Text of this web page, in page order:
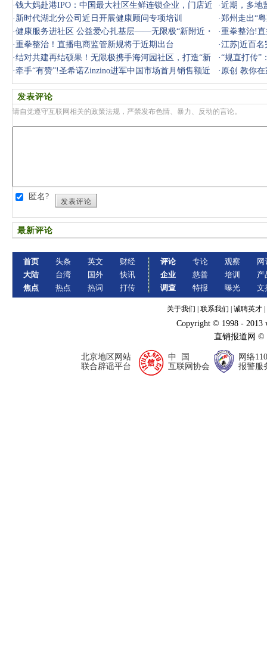
·钱大妈赴港IPO：中国最大社区生鲜连锁企业，门店近
3000家
·近期，多地
了这一点
· 新时代湖北分公司近日开展健康顾问专项培训 ·郑州走出“
·健康服务进社区 公益爱心扎基层——无限极“新附近・
心联结”
·重拳整治!
·重拳整治！直播电商监管新规将于近期出台 ·江苏|近百
·结对共建再结硕果！无限极携手海河园社区，打造“新
附近”中
·“规直打传”
·牵手“有赞”!圣希诺Zinzino进军中国市场首月销售额近
百万
· 原创 教你
爽口又开
发表评论
请自觉遵守互联网相关的政策法规，严禁发布色情、暴力、反动的言论。
匿名?
发表评论
最新评论
首页
大陆
焦点
头条
台湾
热点
英文
国外
热词
财经
快讯
打传
评论
企业
调查
专论
慈善
特报
观察
培训
曝光
网
产
文
关于我们 联系我们 诚聘英才
Copyright © 1998 - 2013
直销报道网
北京地区网站
联合辟谣平台
中 国
互联网协会
网络110
报警服